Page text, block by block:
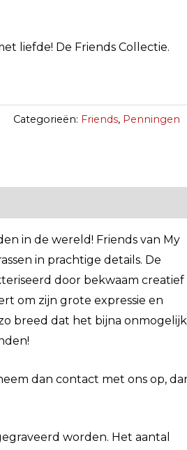
liefde! De Friends Collectie.
Categorieën: Friends, Penningen
in de wereld! Friends van My
in prachtige details. De
door bekwaam creatief
om zijn grote expressie en
breed dat het bijna onmogelijk
dan contact met ons op,
worden. Het aantal